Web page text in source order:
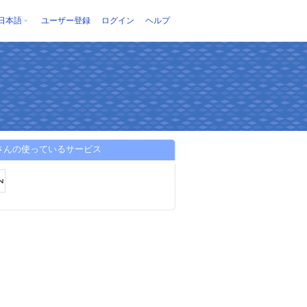
本語 ユーザー登録 ログイン ヘルプ
んの使っているサービス